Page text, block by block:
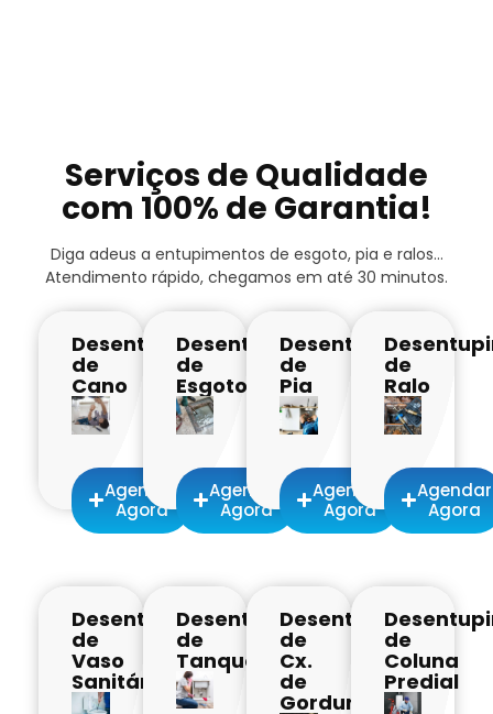
Serviços de Qualidade
com 100% de Garantia!
Diga adeus a entupimentos de esgoto, pia e ralos…
Atendimento rápido, chegamos em até 30 minutos.
Desentupimento
de
Cano
Agendar
Agora
Desentupimento
de
Esgoto
Agendar
Agora
Desentupimento
de
Pia
Agendar
Agora
de
Ralo
Agendar
Agora
Desentupimento
de
Vaso
Sanitário​
Desentupimento
de
Tanque​
Desentupimento
de
Cx.
de
Gordura
de
Coluna
Predial